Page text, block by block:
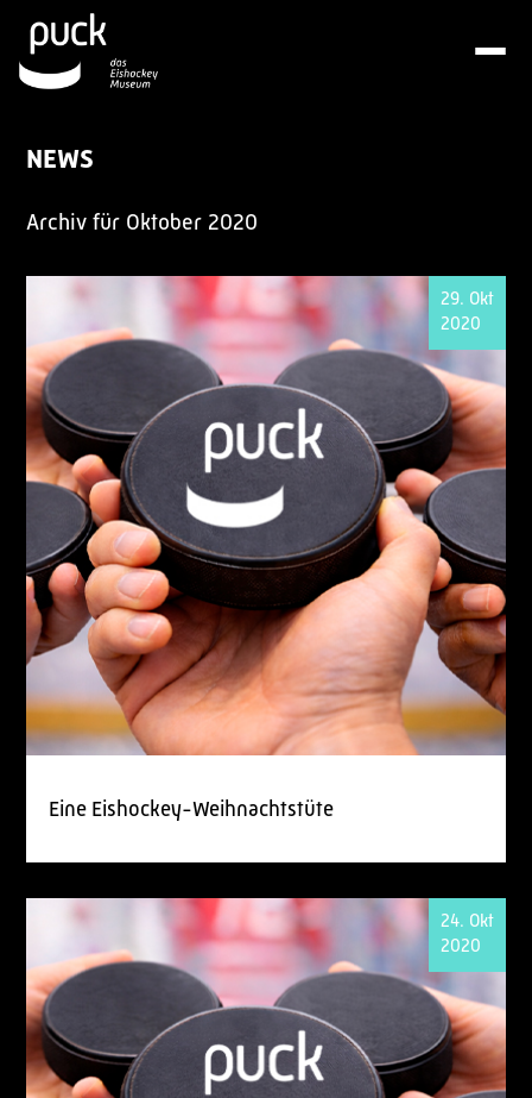
NEWS
Archiv für Oktober 2020
29. Okt
2020
Eine Eishockey-Weihnachtstüte
24. Okt
2020